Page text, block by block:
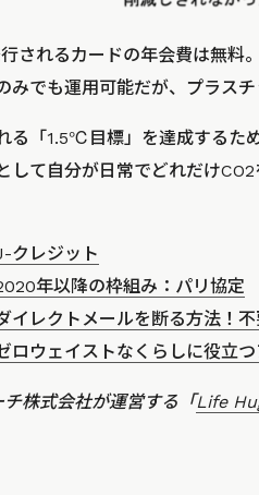
されるカードの年会費は無料
みでも運用可能だが、プラス
る「1.5℃目標」を達成するた
して自分が日常でどれだけ
クレジット
年以降の枠組み：パリ協定
イレクトメールを断る方法！
ロウェイストなくらしに役立
株式会社が運営する「Life